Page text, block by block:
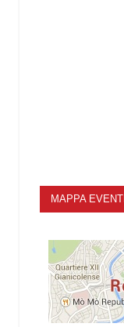
MAPPA EVENTI